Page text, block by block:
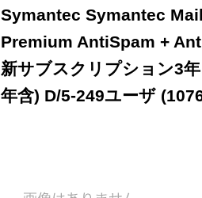
Symantec Symantec
Premium AntiSpam +
新サブスクリプション3
年含) D/5-249ユーザ